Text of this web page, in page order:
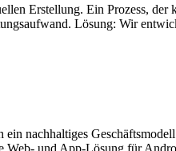
Erstellung. Ein Prozess,
Lösung: Wir
nachhaltiges
und App-Lösung für